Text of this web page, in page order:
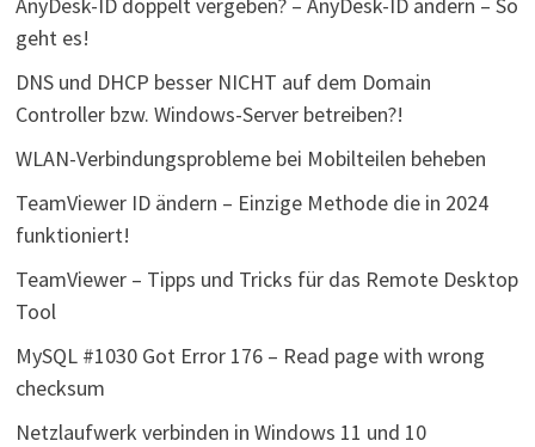
geht es!
DNS und DHCP besser NICHT auf dem Domain
Controller bzw. Windows-Server betreiben?!
WLAN-Verbindungsprobleme bei Mobilteilen beheben
TeamViewer ID ändern – Einzige Methode die in 2024
funktioniert!
TeamViewer – Tipps und Tricks für das Remote Desktop
Tool
MySQL #1030 Got Error 176 – Read page with wrong
checksum
Netzlaufwerk verbinden in Windows 11 und 10